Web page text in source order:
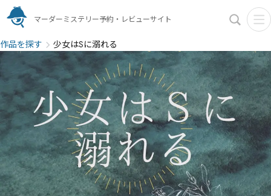
マーダーミステリー予約・レビューサイト
作品を探す 少女はSに溺れる